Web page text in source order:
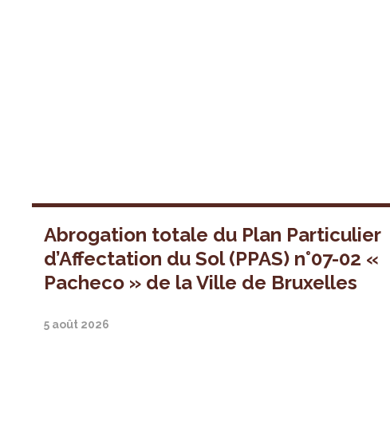
Abrogation totale du Plan Particulier
d’Affectation du Sol (PPAS) n°07-02 «
Pacheco » de la Ville de Bruxelles
5 août 2026